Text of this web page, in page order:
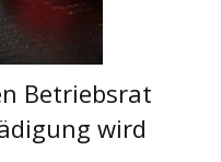
Betriebsrat
wird